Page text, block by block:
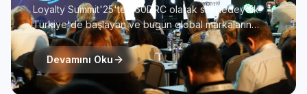
Loyalty Summit'25'te 360DRC olarak sahnedeydik.
Türkiye'de başlayan ve bugün global markaların
dönüşümüne yön veren sadakat yolculuğumuzu
anlattık.
Devamını Oku